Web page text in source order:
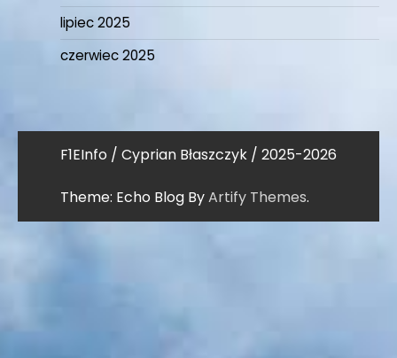
lipiec 2025
czerwiec 2025
F1EInfo / Cyprian Błaszczyk / 2025-2026
Theme: Echo Blog ByArtify Themes.